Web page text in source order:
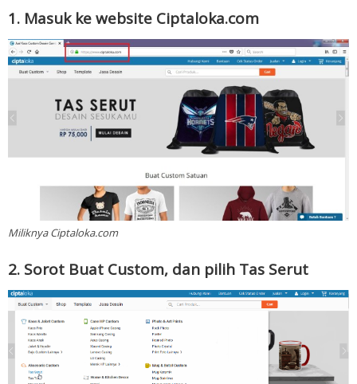
1. Masuk ke website Ciptaloka.com
Miliknya Ciptaloka.com
2. Sorot Buat Custom, dan pilih Tas Serut